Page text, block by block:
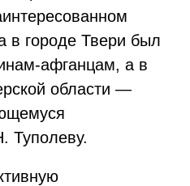
в городе Твери был
афганцам, а в
области —
Туполеву.